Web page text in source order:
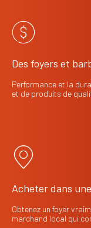
Des foyers et
Performance et la
et de produits de
Acheter dans
Obtenez un foyer
marchand local qui